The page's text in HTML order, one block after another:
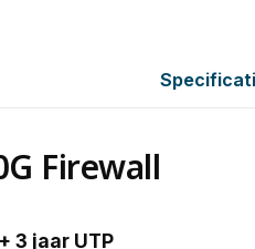
Firewall
3 jaar UTP